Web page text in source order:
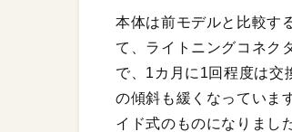
本体は前モデルと比較す
て、ライトニングコネク
で、1カ月に1回程度は交
の傾斜も緩くなっていま
イド式のものになりまし